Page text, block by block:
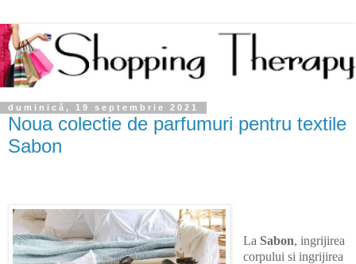
duminică, 19 septembrie 2021
Noua colectie de parfumuri pentru textile
Sabon
La Sabon, ingrijirea
corpului si ingrijirea